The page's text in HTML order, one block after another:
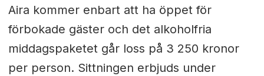
Aira kommer enbart att ha öppet för
förbokade gäster och det alkoholfria
middagspaketet går loss på 3 250 kronor
per person. Sittningen erbjuds under